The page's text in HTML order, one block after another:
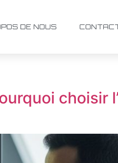
DE NOUS
choisir